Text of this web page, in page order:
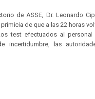
de ASSE, Dr. Leonardo
de que a las 22 horas
test efectuados al
incertidumbre, las